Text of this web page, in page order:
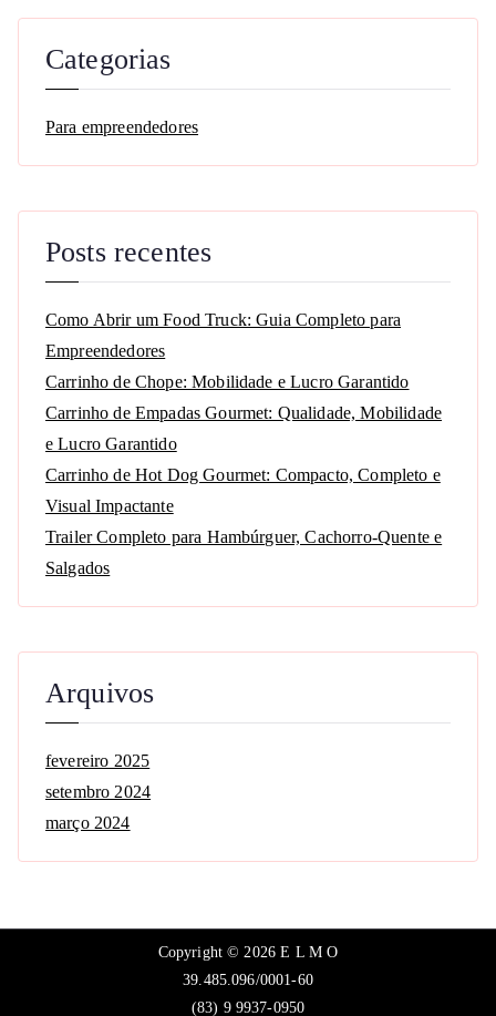
Categorias
Para empreendedores
Posts recentes
Como Abrir um Food Truck: Guia Completo para
Empreendedores
Carrinho de Chope: Mobilidade e Lucro Garantido
Carrinho de Empadas Gourmet: Qualidade, Mobilidade
e Lucro Garantido
Carrinho de Hot Dog Gourmet: Compacto, Completo e
Visual Impactante
Trailer Completo para Hambúrguer, Cachorro-Quente e
Salgados
Arquivos
fevereiro 2025
setembro 2024
março 2024
Copyright © 2026E L M O
39.485.096/0001-60
(83) 9 9937-0950